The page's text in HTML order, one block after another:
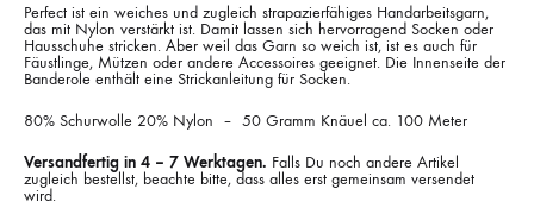
Perfect ist ein weiches und zugleich strapazierfähiges Handarbeitsgarn,
das mit Nylon verstärkt ist. Damit lassen sich hervorragend Socken oder
Hausschuhe stricken. Aber weil das Garn so weich ist, ist es auch für
Fäustlinge, Mützen oder andere Accessoires geeignet. Die Innenseite der
Banderole enthält eine Strickanleitung für Socken.
80% Schurwolle 20% Nylon – 50 Gramm Knäuel ca. 100 Meter
Versandfertig in 4 – 7 Werktagen. Falls Du noch andere Artikel
zugleich bestellst, beachte bitte, dass alles erst gemeinsam versendet
wird.